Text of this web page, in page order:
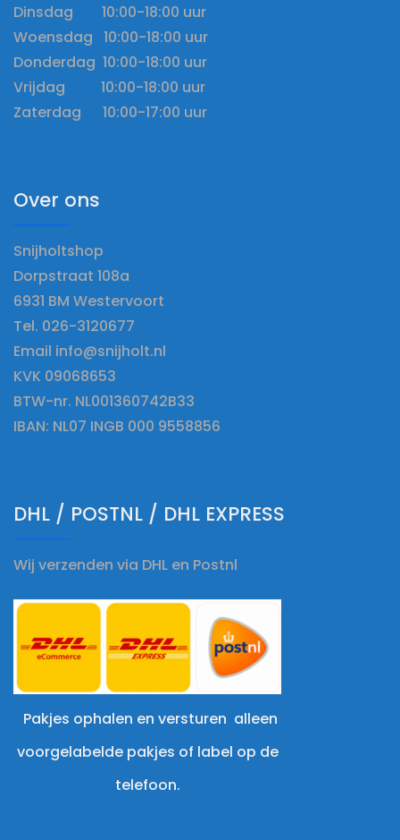
Dinsdag 10:00-18:00 uur
Woensdag 10:00-18:00 uur
Donderdag 10:00-18:00 uur
Vrijdag 10:00-18:00 uur
Zaterdag 10:00-17:00 uur
Over ons
Snijholtshop
Dorpstraat 108a
6931 BM Westervoort
Tel. 026-3120677
Email info@snijholt.nl
KVK 09068653
BTW-nr. NL001360742B33
IBAN: NL07 INGB 000 9558856
DHL / POSTNL / DHL EXPRESS
Wij verzenden via DHL en Postnl
Pakjes ophalen en versturen alleen
voorgelabelde pakjes of label op de
telefoon.